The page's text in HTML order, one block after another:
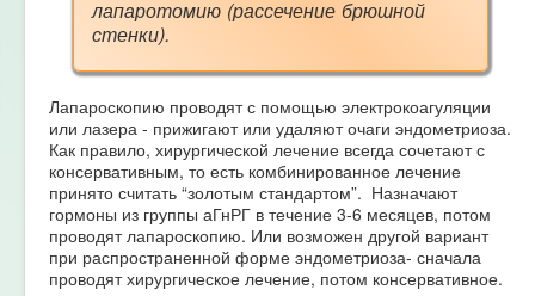
лапаротомию (рассечение брюшной
стенки).
Лапароскопию проводят с помощью электрокоагуляции
или лазера - прижигают или удаляют очаги эндометриоза.
Как правило, хирургической лечение всегда сочетают с
консервативным, то есть комбинированное лечение
принято считать “золотым стандартом”. Назначают
гормоны из группы аГнРГ в течение 3-6 месяцев, потом
проводят лапароскопию. Или возможен другой вариант
при распространенной форме эндометриоза- сначала
проводят хирургическое лечение, потом консервативное.